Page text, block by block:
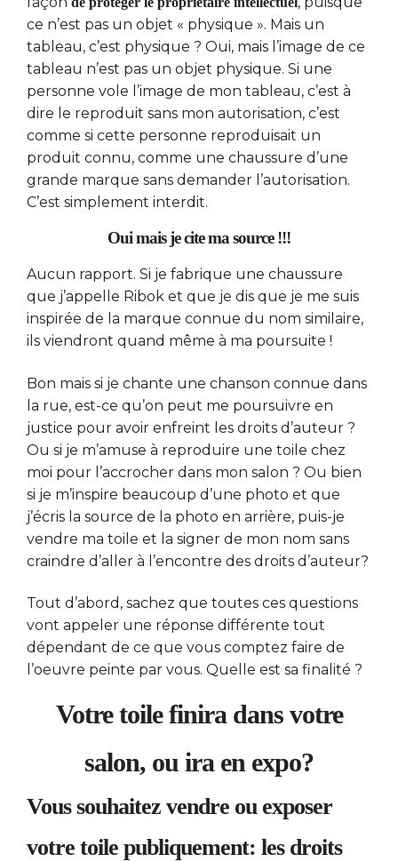
ce n’est pas un objet « physique ». Mais un
tableau, c’est physique ? Oui, mais l’image de ce
tableau n’est pas un objet physique. Si une
personne vole l’image de mon tableau, c’est à
dire le reproduit sans mon autorisation, c’est
comme si cette personne reproduisait un
produit connu, comme une chaussure d’une
grande marque sans demander l’autorisation.
C’est simplement interdit.
Oui mais je cite ma source !!!
Aucun rapport. Si je fabrique une chaussure
que j’appelle Ribok et que je dis que je me suis
inspirée de la marque connue du nom similaire,
ils viendront quand même à ma poursuite !
Bon mais si je chante une chanson connue dans
la rue, est-ce qu’on peut me poursuivre en
justice pour avoir enfreint les droits d’auteur ?
Ou si je m’amuse à reproduire une toile chez
moi pour l’accrocher dans mon salon ? Ou bien
si je m’inspire beaucoup d’une photo et que
j’écris la source de la photo en arrière, puis-je
vendre ma toile et la signer de mon nom sans
craindre d’aller à l’encontre des droits d’auteur?
Tout d’abord, sachez que toutes ces questions
vont appeler une réponse différente tout
dépendant de ce que vous comptez faire de
l’oeuvre peinte par vous. Quelle est sa finalité ?
Votre toile finira dans votre
salon, ou ira en expo?
Vous souhaitez vendre ou exposer
votre toile publiquement: les droits